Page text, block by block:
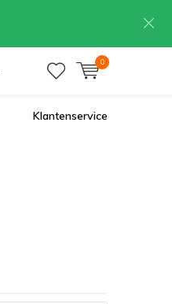
0
Klantenservice